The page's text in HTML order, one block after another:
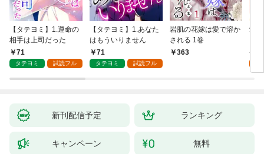
【タテヨミ】1.運命の
相手は上司だった
71
タテヨミ 試読フル
【タテヨミ】1.あなた
はもういりません
71
タテヨミ 試読フル
岩肌の花嫁は愛で溶か
される 1巻
363
愛
新刊配信予定 ランキング
キャンペーン 無料